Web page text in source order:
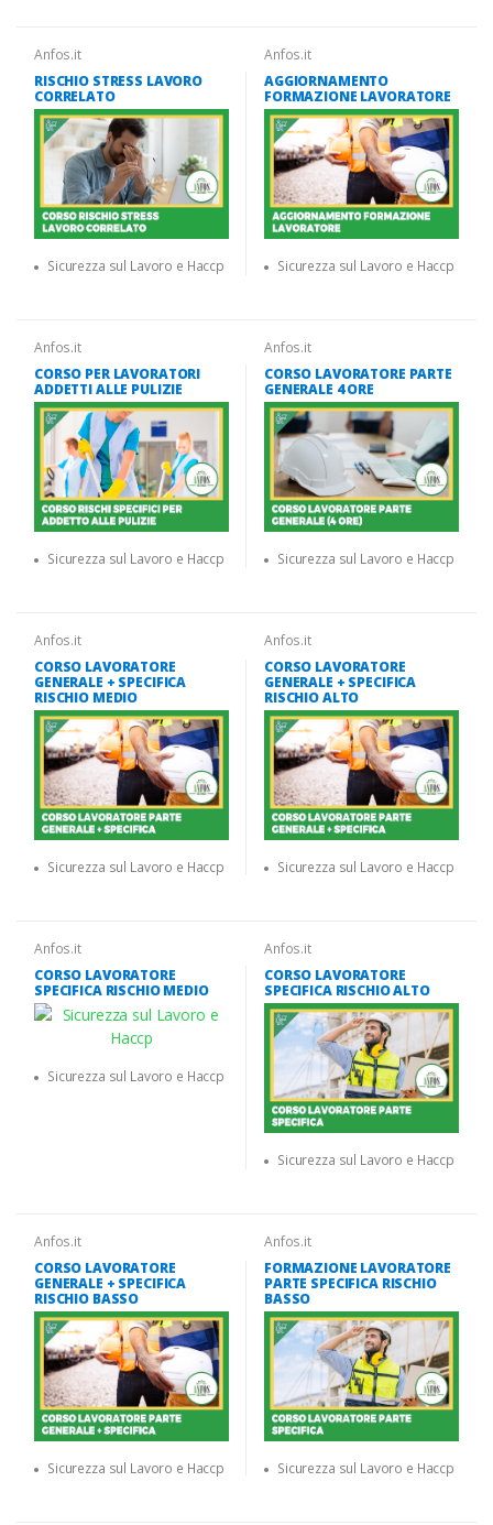
Anfos.it
RISCHIO STRESS LAVORO
CORRELATO
Sicurezza sul Lavoro e Haccp
Anfos.it
AGGIORNAMENTO
FORMAZIONE LAVORATORE
Sicurezza sul Lavoro e Haccp
Anfos.it
CORSO PER LAVORATORI
ADDETTI ALLE PULIZIE
Sicurezza sul Lavoro e Haccp
Anfos.it
CORSO LAVORATORE PARTE
GENERALE 4 ORE
Sicurezza sul Lavoro e Haccp
Anfos.it
CORSO LAVORATORE
GENERALE + SPECIFICA
RISCHIO MEDIO
Sicurezza sul Lavoro e Haccp
Anfos.it
CORSO LAVORATORE
GENERALE + SPECIFICA
RISCHIO ALTO
Sicurezza sul Lavoro e Haccp
Anfos.it
CORSO LAVORATORE
SPECIFICA RISCHIO MEDIO
Sicurezza sul Lavoro e Haccp
Anfos.it
CORSO LAVORATORE
SPECIFICA RISCHIO ALTO
Sicurezza sul Lavoro e Haccp
Anfos.it
CORSO LAVORATORE
GENERALE + SPECIFICA
RISCHIO BASSO
Sicurezza sul Lavoro e Haccp
Anfos.it
FORMAZIONE LAVORATORE
PARTE SPECIFICA RISCHIO
BASSO
Sicurezza sul Lavoro e Haccp